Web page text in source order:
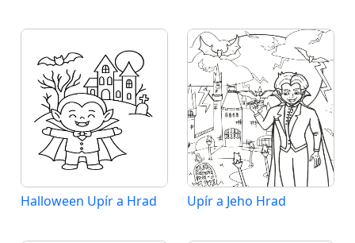
Halloween Upír a Hrad Upír a Jeho Hrad